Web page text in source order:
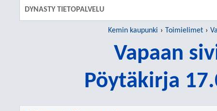
DYNASTY TIETOPALVELU
Kemin kaupunki Toimielimet
Vapaan
Pöytäkirja